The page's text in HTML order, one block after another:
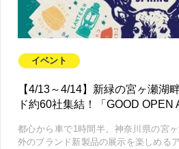
イベント
【4/13～4/14】新緑の宮ヶ瀬湖
ド約60社集結！「GOOD OPEN
都心から車で1時間半。神奈川県の宮
外のブランド新製品の展示を楽しめる